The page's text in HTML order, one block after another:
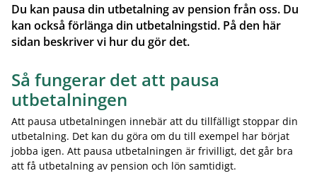
Du kan pausa din utbetalning av pension från oss. Du
kan också förlänga din utbetalningstid. På den här
sidan beskriver vi hur du gör det.
Så fungerar det att pausa
utbetalningen
Att pausa utbetalningen innebär att du tillfälligt stoppar din
utbetalning. Det kan du göra om du till exempel har börjat
jobba igen. Att pausa utbetalningen är frivilligt, det går bra
att få utbetalning av pension och lön samtidigt.